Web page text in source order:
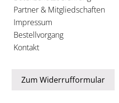
Partner & Mitgliedschaften
Impressum
Bestellvorgang
Kontakt
Zum Widerrufformular